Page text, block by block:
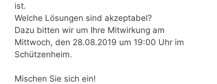
ist.
Welche Lösungen sind akzeptabel?
Dazu bitten wir um Ihre Mitwirkung am
Mittwoch, den 28.08.2019 um 19:00 Uhr im
Schützenheim.
Mischen Sie sich ein!